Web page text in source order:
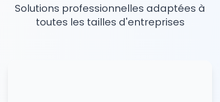
Solutions professionnelles adaptées à
toutes les tailles d'entreprises